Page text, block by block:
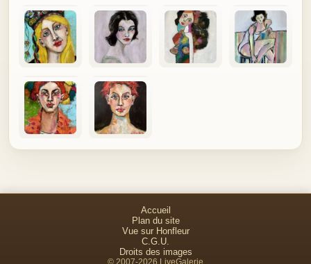
Accueil
Plan du site
Vue sur Honfleur
C.G.U.
Droits des images
© 2007-2026 LiveGalerie